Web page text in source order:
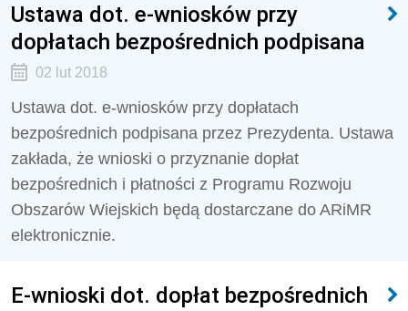
Ustawa dot. e-wniosków przy
dopłatach bezpośrednich podpisana
02 lut 2018
Ustawa dot. e-wniosków przy dopłatach
bezpośrednich podpisana przez Prezydenta. Ustawa
zakłada, że wnioski o przyznanie dopłat
bezpośrednich i płatności z Programu Rozwoju
Obszarów Wiejskich będą dostarczane do ARiMR
elektronicznie.
E-wnioski dot. dopłat bezpośrednich